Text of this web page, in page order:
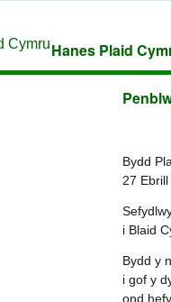
Hanes Plaid
Bydd
27
i Blaid
Bydd y
i gof y
ond